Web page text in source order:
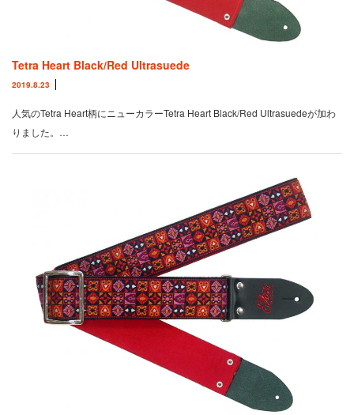
Tetra Heart Black/Red Ultrasuede
2019.8.23
人気のTetra Heart柄にニューカラーTetra Heart Black/Red Ultrasuedeが加わ
りました。…